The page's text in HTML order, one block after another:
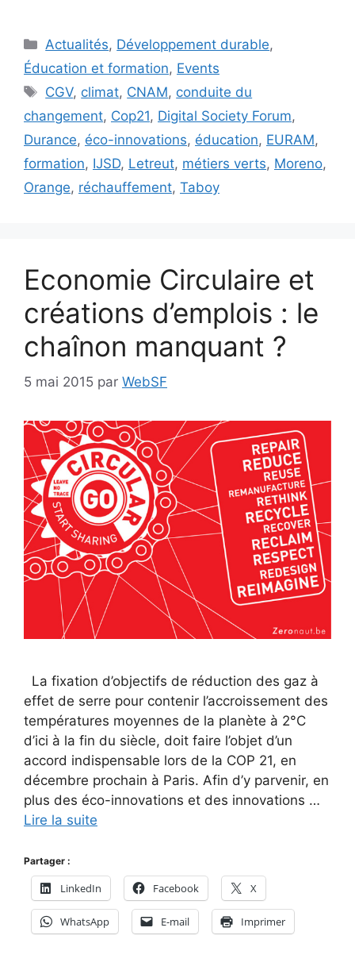
Catégories
Actualités, Développement durable,
Éducation et formation, Events
Étiquettes
CGV, climat, CNAM, conduite du
changement, Cop21, Digital Society Forum,
Durance, éco-innovations, éducation, EURAM,
formation, IJSD, Letreut, métiers verts, Moreno,
Orange, réchauffement, Taboy
Economie Circulaire et
créations d’emplois : le
chaînon manquant ?
5 mai 2015 par WebSF
La fixation d’objectifs de réduction des gaz à
effet de serre pour contenir l’accroissement des
températures moyennes de la planète à 2°C
d’ici à la fin du siècle, doit faire l’objet d’un
accord indispensable lors de la COP 21, en
décembre prochain à Paris. Afin d’y parvenir, en
plus des éco-innovations et des innovations …
Lire la suite
Partager :
LinkedIn Facebook X
WhatsApp E-mail Imprimer